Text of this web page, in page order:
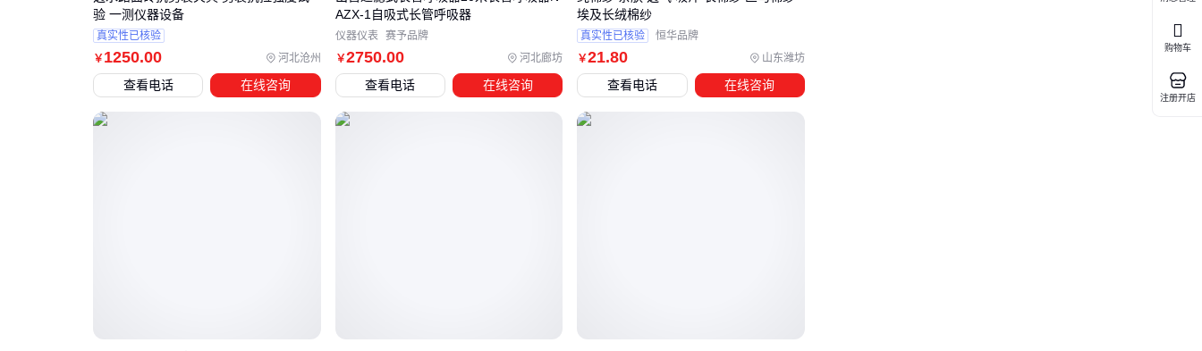
套的亚麻开松机 等加工设备如何配合选型方案。
四、长纤亚麻加工需要哪些配套设备？
采购长纤亚麻后，加工环节的配套设备直接影响成品质量和生
产效率。常见的配套需求包括纺纱、织造和后处理三个环节：
￥ 1250.00 河北沧州
验 一测仪器设备
真实性已核验
查看电话 在线咨询
￥2750.00 河北廊坊
AZX-1自吸式长管呼吸器
仪器仪表 赛予品牌
查看电话 在线咨询
￥21.80 山东潍坊
埃及长绒棉纱
真实性已核验 恒华品牌
查看电话 在线咨询
购物车
注册开店